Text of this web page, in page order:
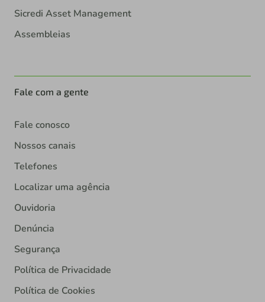
Sicredi Asset Management
Assembleias
Fale com a gente
Fale conosco
Nossos canais
Telefones
Localizar uma agência
Ouvidoria
Denúncia
Segurança
Política de Privacidade
Política de Cookies